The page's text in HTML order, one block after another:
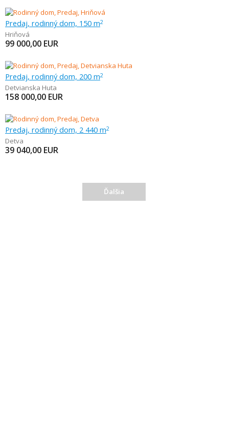
Predaj, rodinný dom, 150 m2
Hriňová
99 000,00 EUR
Predaj, rodinný dom, 200 m2
Detvianska Huta
158 000,00 EUR
Predaj, rodinný dom, 2 440 m2
Detva
39 040,00 EUR
Ďalšia